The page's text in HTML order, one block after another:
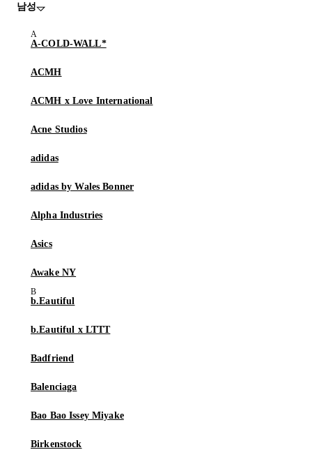
남성
A-COLD-WALL*
ACMH
ACMH x Love International
Acne Studios
adidas
adidas by Wales Bonner
Alpha Industries
Asics
Awake NY
b.Eautiful
b.Eautiful x LTTT
Badfriend
Balenciaga
Bao Bao Issey Miyake
Birkenstock